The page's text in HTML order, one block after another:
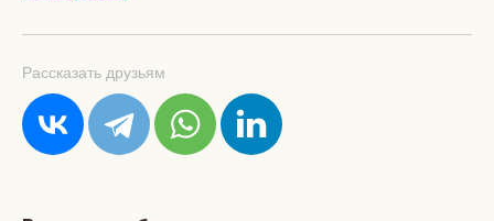
Рассказать друзьям